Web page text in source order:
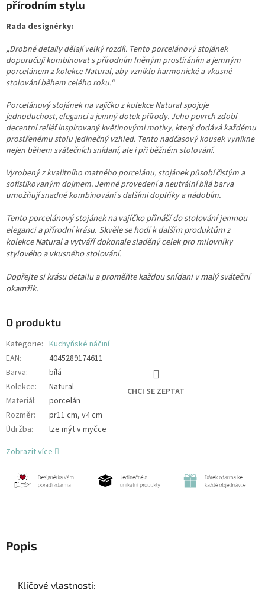
přírodním stylu
Rada designérky:
„Drobné detaily dělají velký rozdíl. Tento porcelánový stojánek
doporučuji kombinovat s přírodním lněným prostíráním a jemným
porcelánem z kolekce Natural, aby vzniklo harmonické a vkusné
stolování během celého roku.“
Porcelánový stojánek na vajíčko z kolekce Natural spojuje
jednoduchost, eleganci a jemný dotek přírody. Jeho povrch zdobí
decentní reliéf inspirovaný květinovými motivy, který dodává každému
prostřenému stolu jedinečný vzhled. Tento nadčasový kousek vynikne
nejen během svátečních snídaní, ale i při běžném stolování.
Vyrobený z kvalitního matného porcelánu, stojánek působí čistým a
sofistikovaným dojmem. Jemné provedení a neutrální bílá barva
umožňují snadné kombinování s dalšími doplňky a nádobím.
Tento porcelánový stojánek na vajíčko přináší do stolování jemnou
eleganci a přírodní krásu. Skvěle se hodí k dalším produktům z
kolekce Natural a vytváří dokonale sladěný celek pro milovníky
stylového a vkusného stolování.
Dopřejte si krásu detailu a proměňte každou snídani v malý sváteční
okamžik.
O produktu
Kategorie: Kuchyňské náčiní
EAN:
4045289174611
Barva:
bílá
Kolekce:
Natural
Materiál:
porcelán
Rozměr:
pr11 cm, v4 cm
Údržba: lze mýt v myčce
CHCI SE ZEPTAT
Zobrazit více
Popis
Klíčové vlastnosti: